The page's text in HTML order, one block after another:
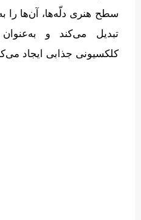
سطح هنری دلّه‌ها، آن‌ها را
تبدیل می‌کند و به‌عنوان
کلکسیونی جذابی ایجاد